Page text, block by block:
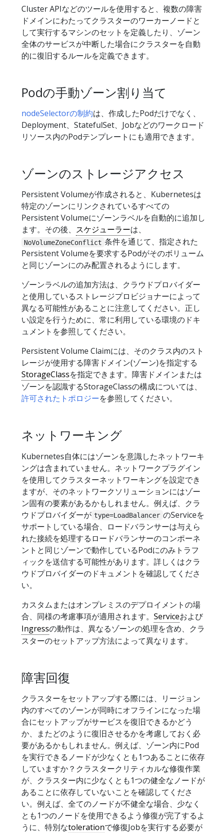
Cluster APIなどのツールを使用すると、複数の障害
ドメインにわたってクラスターのワーカーノードと
して実行するマシンのセットを定義したり、ゾーン
全体のサービスが中断した場合にクラスターを自動
的に復旧するルールを定義できます。
Podの手動ゾーン割り当て
nodeSelectorの制約は、作成したPodだけでなく、
Deployment、StatefulSet、Jobなどのワークロード
リソース内のPodテンプレートにも適用できます。
ゾーンのストレージアクセス
Persistent Volumeが作成されると、Kubernetesは
特定のゾーンにリンクされているすべての
Persistent Volumeにゾーンラベルを自動的に追加し
ます。その後、 スケジューラーは、
NoVolumeZoneConflict 条件を通じて、指定された
Persistent Volumeを要求するPodがそのボリューム
と同じゾーンにのみ配置されるようにします。
ゾーンラベルの追加方法は、クラウドプロバイダー
と使用しているストレージプロビジョナーによって
異なる可能性があることに注意してください。正し
い設定を行うために、常に利用している環境のドキ
ュメントを参照してください。
Persistent Volume Claimには、そのクラス内のスト
レージが使用する障害ドメイン(ゾーン)を指定する
StorageClassを指定できます。障害ドメインまたは
ゾーンを認識するStorageClassの構成については、
許可されたトポロジーを参照してください。
ネットワーキング
Kubernetes自体にはゾーンを意識したネットワーキ
ングは含まれていません。ネットワークプラグイン
を使用してクラスターネットワーキングを設定でき
ますが、そのネットワークソリューションにはゾー
ン固有の要素があるかもしれません。例えば、クラ
ウドプロバイダーが type=LoadBalancer のServiceを
サポートしている場合、ロードバランサーは与えら
れた接続を処理するロードバランサーのコンポーネ
ントと同じゾーンで動作しているPodにのみトラフ
ィックを送信する可能性があります。詳しくはクラ
ウドプロバイダーのドキュメントを確認してくださ
い。
カスタムまたはオンプレミスのデプロイメントの場
合、同様の考慮事項が適用されます。 Serviceおよび
Ingressの動作は、異なるゾーンの処理を含め、クラ
スターのセットアップ方法によって異なります。
障害回復
クラスターをセットアップする際には、リージョン
内のすべてのゾーンが同時にオフラインになった場
合にセットアップがサービスを復旧できるかどう
か、またどのように復旧させるかを考慮しておく必
要があるかもしれません。例えば、ゾーン内にPod
を実行できるノードが少なくとも1つあることに依存
していますか？クラスタークリティカルな修復作業
が、クラスター内に少なくとも1つの健全なノードが
あることに依存していないことを確認してくださ
い。例えば、全てのノードが不健全な場合、少なく
とも1つのノードを使用できるよう修復が完了するよ
うに、特別なtolerationで修復Jobを実行する必要が